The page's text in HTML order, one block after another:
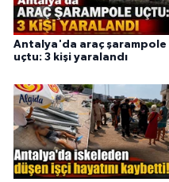
Antalya'da araç şarampole
uçtu: 3 kişi yaralandı